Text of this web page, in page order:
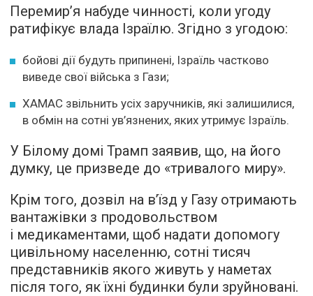
Перемир’я набуде чинності, коли угоду
ратифікує влада Ізраїлю. Згідно з угодою:
бойові дії будуть припинені, Ізраїль частково
виведе свої війська з Гази;
ХАМАС звільнить усіх заручників, які залишилися,
в обмін на сотні ув’язнених, яких утримує Ізраїль.
У Білому домі Трамп заявив, що, на його
думку, це призведе до «тривалого миру».
Крім того, дозвіл на в’їзд у Газу отримають
вантажівки з продовольством
і медикаментами, щоб надати допомогу
цивільному населенню, сотні тисяч
представників якого живуть у наметах
після того, як їхні будинки були зруйновані.